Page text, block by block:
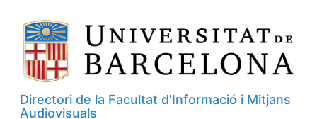
Directori de la Facultat d'Informació i Mitjans
Audiovisuals